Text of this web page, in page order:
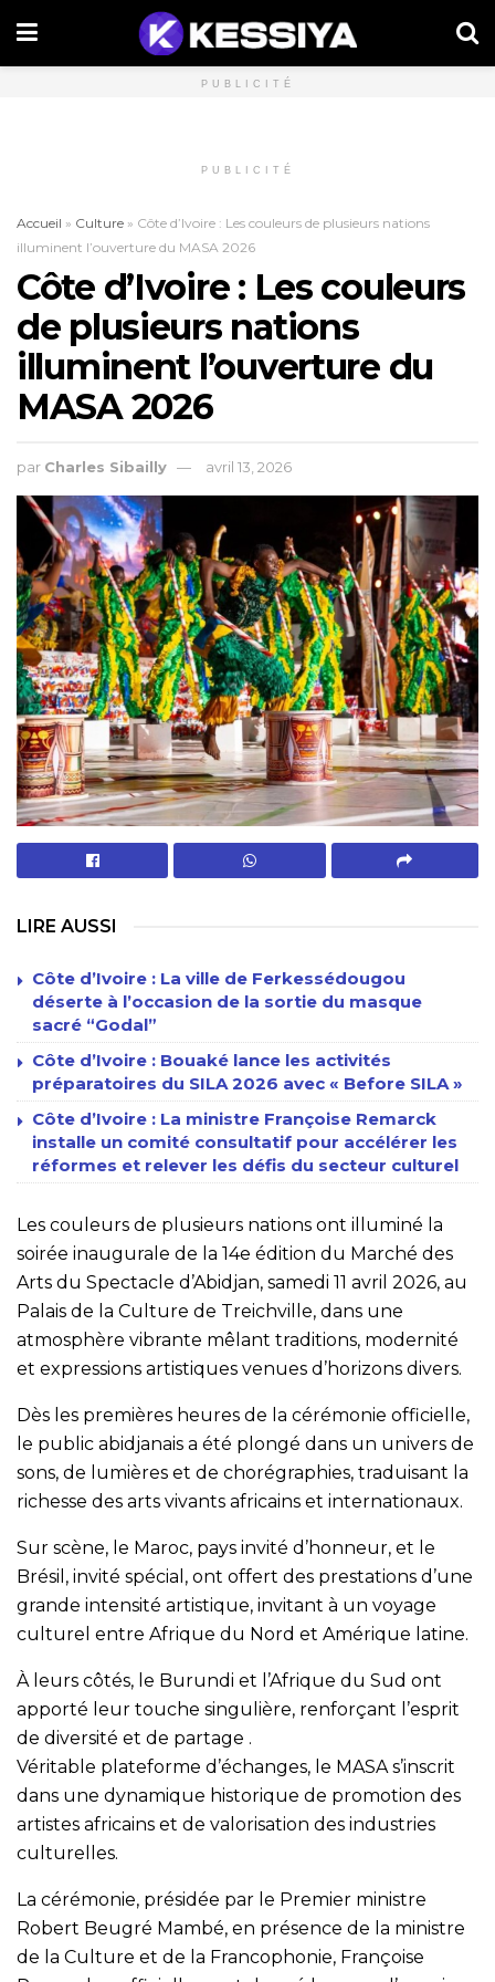
PUBLICITÉ
PUBLICITÉ
Accueil » Culture » Côte d’Ivoire : Les couleurs de plusieurs nations
illuminent l’ouverture du MASA 2026
Côte d’Ivoire : Les couleurs
de plusieurs nations
illuminent l’ouverture du
MASA 2026
par Charles Sibailly avril 13, 2026
LIRE AUSSI
Côte d’Ivoire : La ville de Ferkessédougou
déserte à l’occasion de la sortie du masque
sacré “Godal”
Côte d’Ivoire : Bouaké lance les activités
préparatoires du SILA 2026 avec « Before SILA »
Côte d’Ivoire : La ministre Françoise Remarck
installe un comité consultatif pour accélérer les
réformes et relever les défis du secteur culturel
Les couleurs de plusieurs nations ont illuminé la
soirée inaugurale de la 14e édition du Marché des
Arts du Spectacle d’Abidjan, samedi 11 avril 2026, au
Palais de la Culture de Treichville, dans une
atmosphère vibrante mêlant traditions, modernité
et expressions artistiques venues d’horizons divers.
Dès les premières heures de la cérémonie officielle,
le public abidjanais a été plongé dans un univers de
sons, de lumières et de chorégraphies, traduisant la
richesse des arts vivants africains et internationaux.
Sur scène, le Maroc, pays invité d’honneur, et le
Brésil, invité spécial, ont offert des prestations d’une
grande intensité artistique, invitant à un voyage
culturel entre Afrique du Nord et Amérique latine.
À leurs côtés, le Burundi et l’Afrique du Sud ont
apporté leur touche singulière, renforçant l’esprit
de diversité et de partage .
Véritable plateforme d’échanges, le MASA s’inscrit
dans une dynamique historique de promotion des
artistes africains et de valorisation des industries
culturelles.
La cérémonie, présidée par le Premier ministre
Robert Beugré Mambé, en présence de la ministre
de la Culture et de la Francophonie, Françoise